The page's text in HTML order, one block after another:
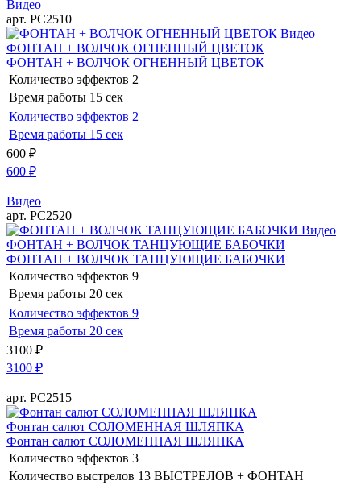
Видео
арт. РС2510
Видео
ФОНТАН + ВОЛЧОК ОГНЕННЫЙ ЦВЕТОК
ФОНТАН + ВОЛЧОК ОГНЕННЫЙ ЦВЕТОК
Количество эффектов 2
Время работы 15 сек
Количество эффектов 2
Время работы 15 сек
600 ₽
600 ₽
Видео
арт. РС2520
Видео
ФОНТАН + ВОЛЧОК ТАНЦУЮЩИЕ БАБОЧКИ
ФОНТАН + ВОЛЧОК ТАНЦУЮЩИЕ БАБОЧКИ
Количество эффектов 9
Время работы 20 сек
Количество эффектов 9
Время работы 20 сек
3100 ₽
3100 ₽
арт. РС2515
Фонтан салют СОЛОМЕННАЯ ШЛЯПКА
Фонтан салют СОЛОМЕННАЯ ШЛЯПКА
Количество эффектов 3
Количество выстрелов 13 ВЫСТРЕЛОВ + ФОНТАН